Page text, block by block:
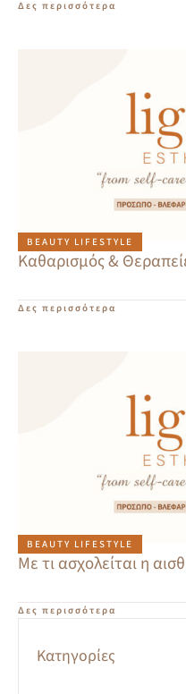
Δες περισσότερα
BEAUTY LIFESTYLE
Καθαρισμός &
Δες περισσότερα
BEAUTY LIFESTYLE
Με τι ασχολείται η
Δες περισσότερα
Kατηγορίες